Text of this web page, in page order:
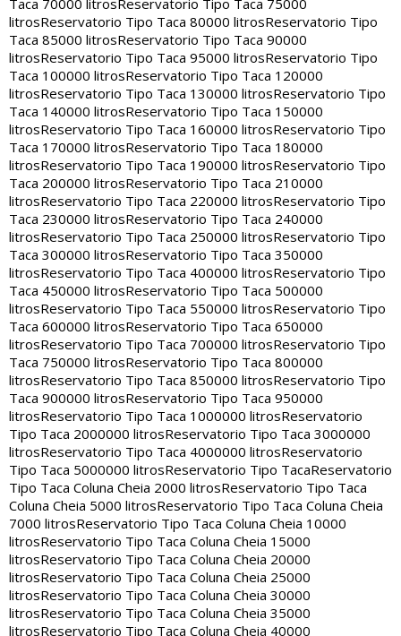
Taca 70000 litros Reservatorio Tipo Taca 75000
litrosReservatorio Tipo Taca 80000 litrosReservatorio Tipo
Taca 85000 litrosReservatorio Tipo Taca 90000
litrosReservatorio Tipo Taca 95000 litrosReservatorio Tipo
Taca 100000 litrosReservatorio Tipo Taca 120000
litrosReservatorio Tipo Taca 130000 litrosReservatorio Tipo
Taca 140000 litrosReservatorio Tipo Taca 150000
litrosReservatorio Tipo Taca 160000 litrosReservatorio Tipo
Taca 170000 litrosReservatorio Tipo Taca 180000
litrosReservatorio Tipo Taca 190000 litrosReservatorio Tipo
Taca 200000 litrosReservatorio Tipo Taca 210000
litrosReservatorio Tipo Taca 220000 litrosReservatorio Tipo
Taca 230000 litrosReservatorio Tipo Taca 240000
litrosReservatorio Tipo Taca 250000 litrosReservatorio Tipo
Taca 300000 litrosReservatorio Tipo Taca 350000
litrosReservatorio Tipo Taca 400000 litrosReservatorio Tipo
Taca 450000 litrosReservatorio Tipo Taca 500000
litrosReservatorio Tipo Taca 550000 litrosReservatorio Tipo
Taca 600000 litrosReservatorio Tipo Taca 650000
litrosReservatorio Tipo Taca 700000 litrosReservatorio Tipo
Taca 750000 litrosReservatorio Tipo Taca 800000
litrosReservatorio Tipo Taca 850000 litrosReservatorio Tipo
Taca 900000 litrosReservatorio Tipo Taca 950000
litrosReservatorio Tipo Taca 1000000 litrosReservatorio
Tipo Taca 2000000 litrosReservatorio Tipo Taca 3000000
litrosReservatorio Tipo Taca 4000000 litrosReservatorio
Tipo Taca 5000000 litrosReservatorio Tipo TacaReservatorio
Tipo Taca Coluna Cheia 2000 litrosReservatorio Tipo Taca
Coluna Cheia 5000 litrosReservatorio Tipo Taca Coluna Cheia
7000 litrosReservatorio Tipo Taca Coluna Cheia 10000
litrosReservatorio Tipo Taca Coluna Cheia 15000
litrosReservatorio Tipo Taca Coluna Cheia 20000
litrosReservatorio Tipo Taca Coluna Cheia 25000
litrosReservatorio Tipo Taca Coluna Cheia 30000
litrosReservatorio Tipo Taca Coluna Cheia 35000
litrosReservatorio Tipo Taca Coluna Cheia 40000